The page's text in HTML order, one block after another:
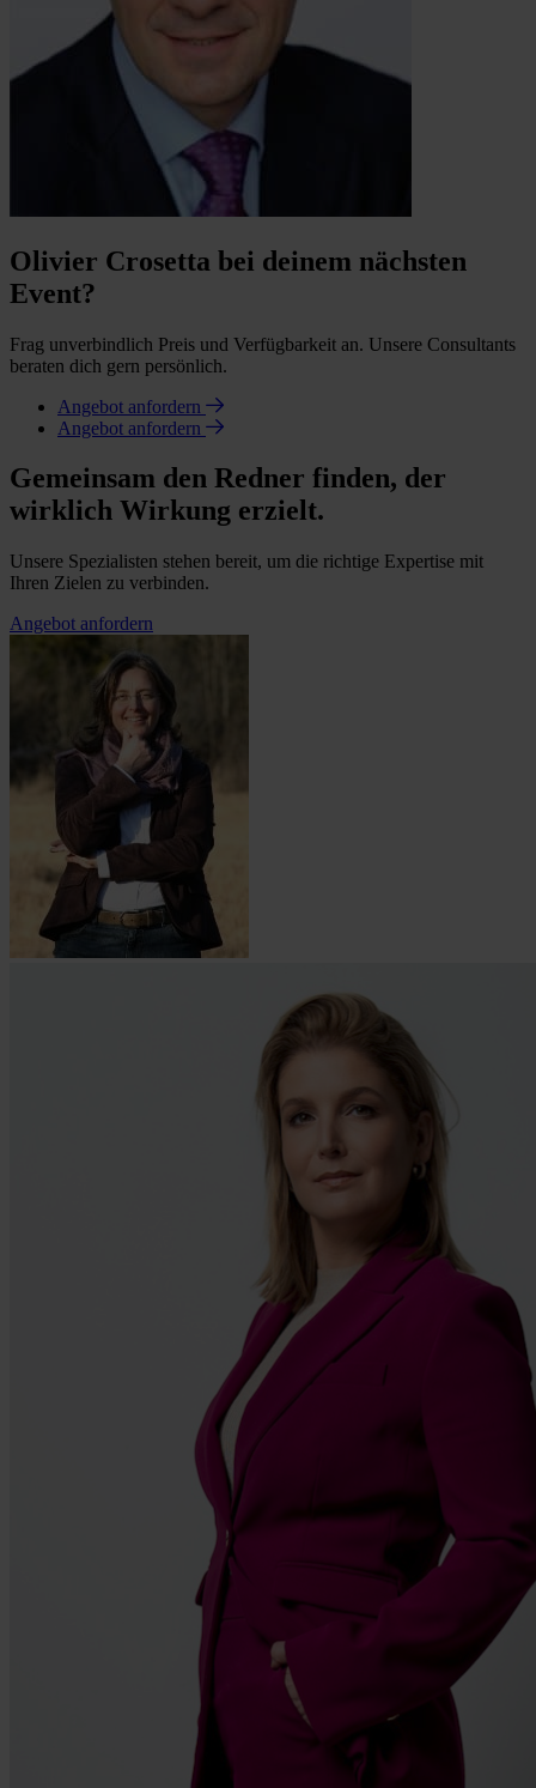
Olivier Crosetta bei deinem nächsten
Event?
Frag unverbindlich Preis und Verfügbarkeit an. Unsere Consultants
beraten dich gern persönlich.
Angebot anfordern
Angebot anfordern
Gemeinsam den Redner finden, der
wirklich Wirkung erzielt.
Unsere Spezialisten stehen bereit, um die richtige Expertise mit
Ihren Zielen zu verbinden.
Angebot anfordern